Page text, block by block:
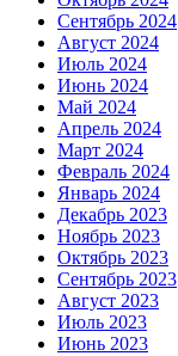
Сентябрь 2024
Август 2024
Июль 2024
Июнь 2024
Май 2024
Апрель 2024
Март 2024
Февраль 2024
Январь 2024
Декабрь 2023
Ноябрь 2023
Октябрь 2023
Сентябрь 2023
Август 2023
Июль 2023
Июнь 2023